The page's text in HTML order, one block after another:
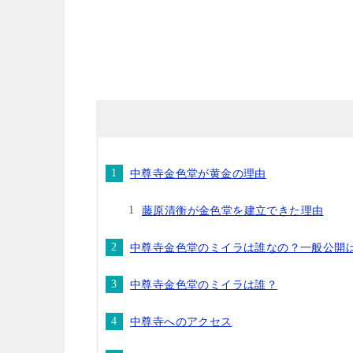
中尊寺金色堂が黄金の理由
藤原清衡が金色堂を建立できた理由
中尊寺金色堂のミイラは誰なの？一般公開
中尊寺金色堂のミイラは誰？
中尊寺へのアクセス